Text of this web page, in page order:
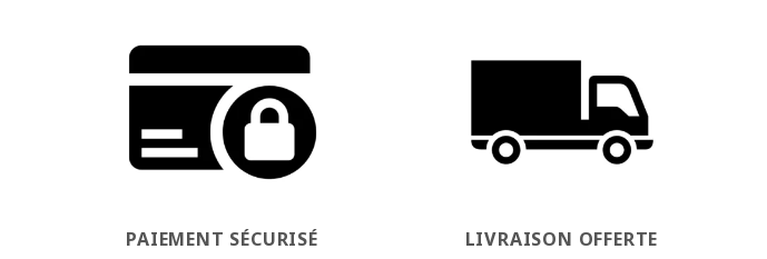
Les
options
peuvent
être
choisies
page
PAIEMENT SÉCURISÉ LIVRAISON OFFERTE